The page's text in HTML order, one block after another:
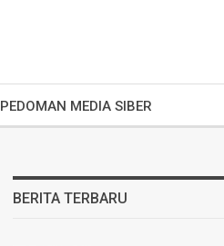
PEDOMAN MEDIA SIBER
BERITA TERBARU